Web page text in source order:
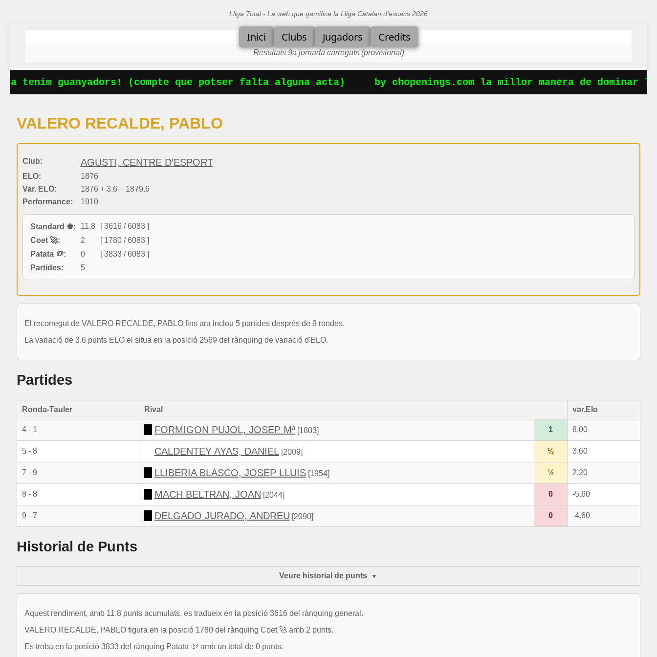
Lliga Total - La web que gamifica la Lliga Catalan d'escacs 2026
Inici Clubs Jugadors Credits
Resultats 9a jornada carregats (provisional)
tenim guanyadors! (compte que potser falta alguna acta) by chopenings.com la millor manera de dominar
VALERO RECALDE, PABLO
Club: AGUSTI, CENTRE D'ESPORT
ELO:
1876
Var. ELO:
1876 + 3.6 = 1879.6
Performance:
1910
Standard ♚: 11.8
[ 3616 / 6083 ]
Coet 🚀:
2
[ 1780 / 6083 ]
Patata 🥔:
0
[ 3833 / 6083 ]
Partides:
5
El recorregut de VALERO RECALDE, PABLO fins ara inclou 5 partides després de 9 rondes.
La variació de 3.6 punts ELO el situa en la posició 2569 del rànquing de variació d'ELO.
Partides
Ronda-Tauler Rival var.Elo
4 - 1 FORMIGON PUJOL, JOSEP Mª[1803] 1 8.00
5 - 8 CALDENTEY AYAS, DANIEL[2009] ½ 3.60
7 - 9 LLIBERIA BLASCO, JOSEP LLUIS[1954] ½ 2.20
8 - 8 MACH BELTRAN, JOAN [2044] 0 -5.60
9 - 7 DELGADO JURADO, ANDREU [2090] 0 -4.60
Historial de Punts
Veure historial de punts
Aquest rendiment, amb 11.8 punts acumulats, es tradueix en la posició 3616 del rànquing general.
VALERO RECALDE, PABLO figura en la posició 1780 del rànquing Coet 🚀 amb 2 punts.
Es troba en la posició 3833 del rànquing Patata 🥔 amb un total de 0 punts.